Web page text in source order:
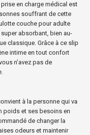
en charge médical est
souffrant de cette
couche pour adulte
absorbant, bien au-
classique. Grâce à ce slip
intime en tout confort
n’avez pas de
à la personne qui va
poids et ses besoins en
de changer la
odeurs et maintenir